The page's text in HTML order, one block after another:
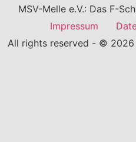
MSV-Melle e.V.: Das F-
Impressum
All rights reserved - © 2026